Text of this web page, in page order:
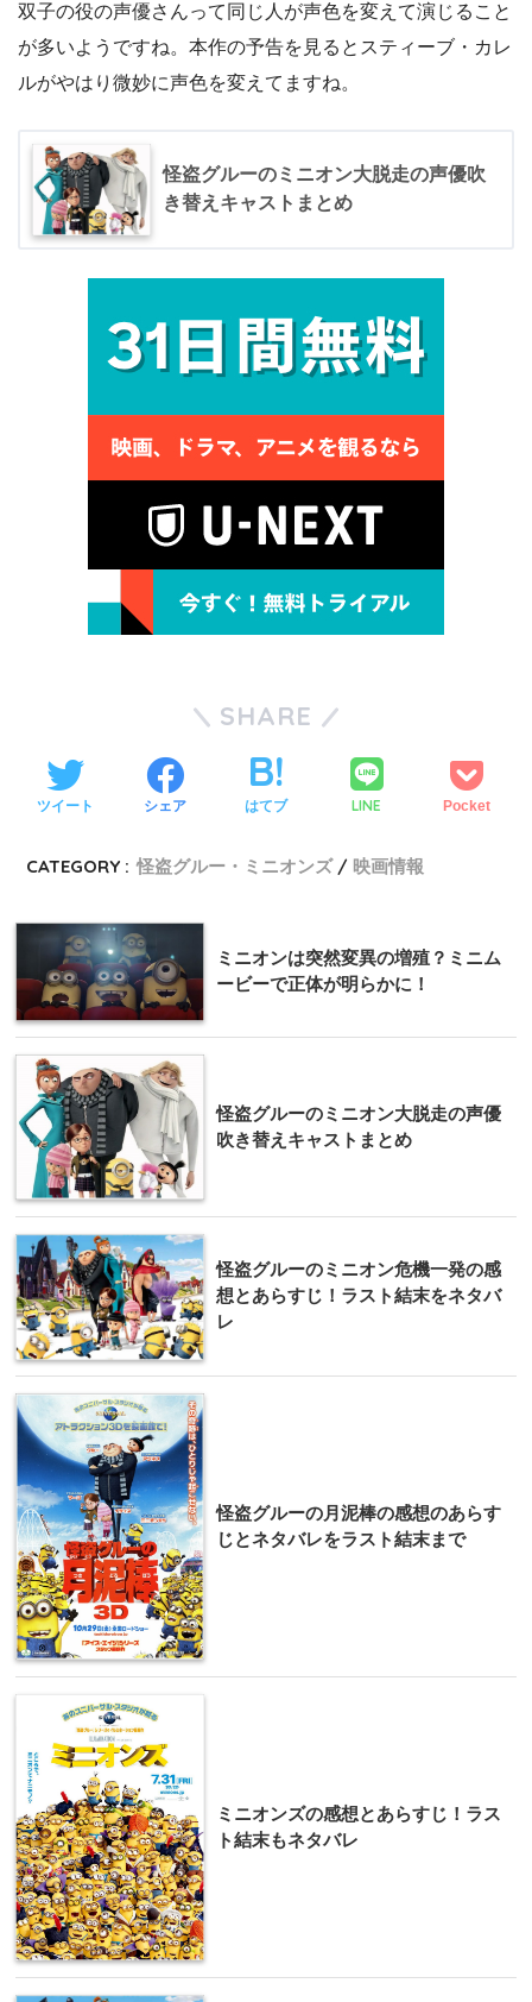
双子の役の声優さんって同じ人が声色を変えて演じること
が多いようですね。本作の予告を見るとスティーブ・カレ
ルがやはり微妙に声色を変えてますね。
怪盗グルーのミニオン大脱走の声優吹
き替えキャストまとめ
SHARE
ツイート シェア はてブ LINE Pocket
CATEGORY : 怪盗グルー・ミニオンズ 映画情報
ミニオンは突然変異の増殖？ミニム
ービーで正体が明らかに！
怪盗グルーのミニオン大脱走の声優
吹き替えキャストまとめ
怪盗グルーのミニオン危機一発の感
想とあらすじ！ラスト結末をネタバ
レ
怪盗グルーの月泥棒の感想のあらす
じとネタバレをラスト結末まで
ミニオンズの感想とあらすじ！ラス
ト結末もネタバレ